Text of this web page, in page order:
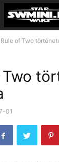
of Two
Two
01